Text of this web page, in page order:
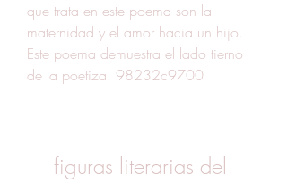
que trata en este poema son la
maternidad y el amor hacia un hijo.
Este poema demuestra el lado tierno
de la poetiza. 98232c9700
figuras literarias del